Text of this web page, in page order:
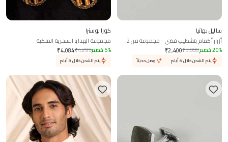
ساليل بهاتيا
أزرار أكمام بتشطيب فضي - مجموعة من 2
₹2,400₹3,000 20% خصم
يتم الشحن خلال 6 أيام وصل حديثاً
كوزا نوسترا
مجموعة الهدايا السحرية الملكية
₹4,084₹4,299 5% خصم
يتم الشحن خلال 8 أيام